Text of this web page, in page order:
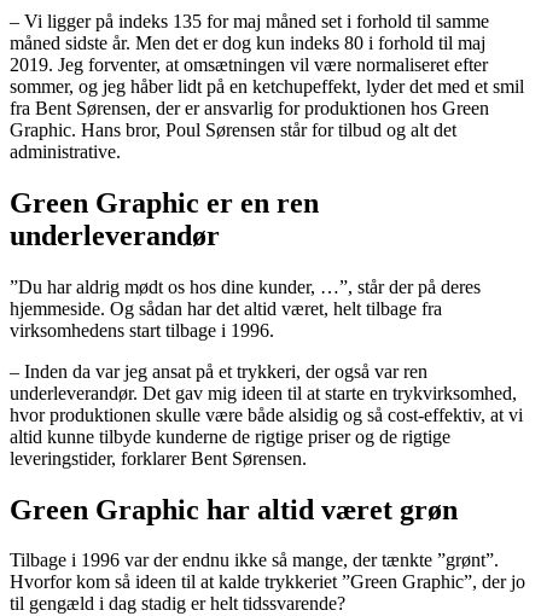
– Vi ligger på indeks 135 for maj måned set i forhold til samme
måned sidste år. Men det er dog kun indeks 80 i forhold til maj
2019. Jeg forventer, at omsætningen vil være normaliseret efter
sommer, og jeg håber lidt på en ketchupeffekt, lyder det med et smil
fra Bent Sørensen, der er ansvarlig for produktionen hos Green
Graphic. Hans bror, Poul Sørensen står for tilbud og alt det
administrative.
Green Graphic er en ren
underleverandør
”Du har aldrig mødt os hos dine kunder, …”, står der på deres
hjemmeside. Og sådan har det altid været, helt tilbage fra
virksomhedens start tilbage i 1996.
– Inden da var jeg ansat på et trykkeri, der også var ren
underleverandør. Det gav mig ideen til at starte en trykvirksomhed,
hvor produktionen skulle være både alsidig og så cost-effektiv, at vi
altid kunne tilbyde kunderne de rigtige priser og de rigtige
leveringstider, forklarer Bent Sørensen.
Green Graphic har altid været grøn
Tilbage i 1996 var der endnu ikke så mange, der tænkte ”grønt”.
Hvorfor kom så ideen til at kalde trykkeriet ”Green Graphic”, der jo
til gengæld i dag stadig er helt tidssvarende?